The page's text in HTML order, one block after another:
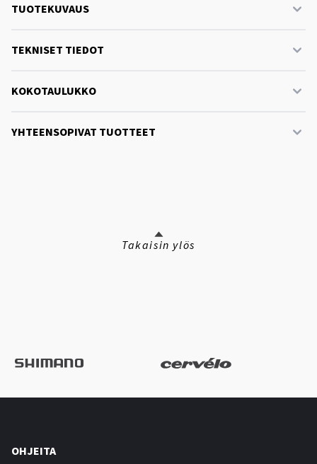
TUOTEKUVAUS
TEKNISET TIEDOT
KOKOTAULUKKO
YHTEENSOPIVAT TUOTTEET
Takaisin ylös
OHJEITA